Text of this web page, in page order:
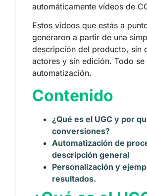
automáticamente vídeos de
Estos vídeos que estás a
generaron a partir de una
descripción del producto, sin
actores y sin edición. Todo se
automatización.
Contenido
¿Qué es el UGC y por
conversiones?
Automatización de
descripción general
Personalización y
resultados.